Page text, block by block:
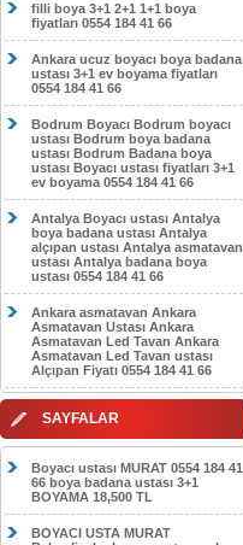
filli boya 3+1 2+1 1+1 boya
fiyatları 0554 184 41 66
Ankara ucuz boyacı boya badana
ustası 3+1 ev boyama fiyatları
0554 184 41 66
Bodrum Boyacı Bodrum boyacı
ustası Bodrum boya badana
ustası Bodrum Badana boya
ustası Boyacı ustası fiyatları 3+1
ev boyama 0554 184 41 66
Antalya Boyacı ustası Antalya
boya badana ustası Antalya
alçıpan ustası Antalya asmatavan
ustası Antalya badana boya
ustası 0554 184 41 66
Ankara asmatavan Ankara
Asmatavan Ustası Ankara
Asmatavan Led Tavan Ankara
Asmatavan Led Tavan ustası
Alçıpan Fiyatı 0554 184 41 66
SAYFALAR
Boyacı ustası MURAT 0554 184 41
66 boya badana ustası 3+1
BOYAMA 18,500 TL
BOYACI USTA MURAT